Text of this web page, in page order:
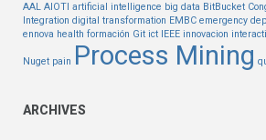
AAL AIOTI artificial intelligence big data BitBucket
Integration digital transformation EMBC emergency
ennova health formación Git ict IEEE innovacion
Nuget pain Process Mining
ARCHIVES